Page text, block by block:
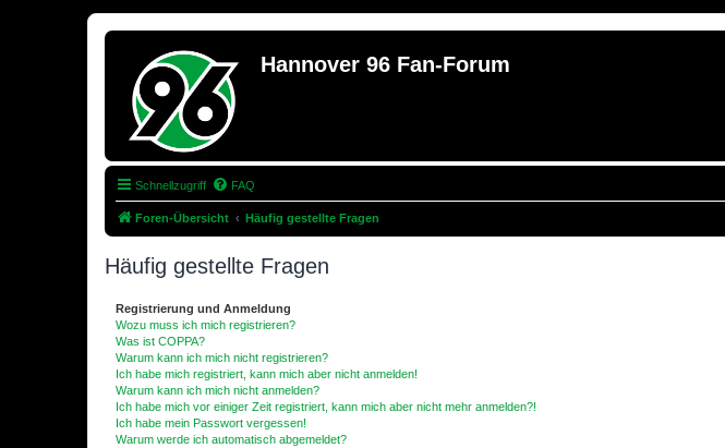
Hannover 96 Fan-Forum
Schnellzugriff FAQ
Foren-Übersicht Häufig gestellte Fragen
Häufig gestellte Fragen
Registrierung und Anmeldung
Wozu muss ich mich registrieren?
Was ist COPPA?
Warum kann ich mich nicht registrieren?
Ich habe mich registriert, kann mich aber nicht anmelden!
Warum kann ich mich nicht anmelden?
Ich habe mich vor einiger Zeit registriert, kann mich aber nicht mehr anmelden?!
Ich habe mein Passwort vergessen!
Warum werde ich automatisch abgemeldet?